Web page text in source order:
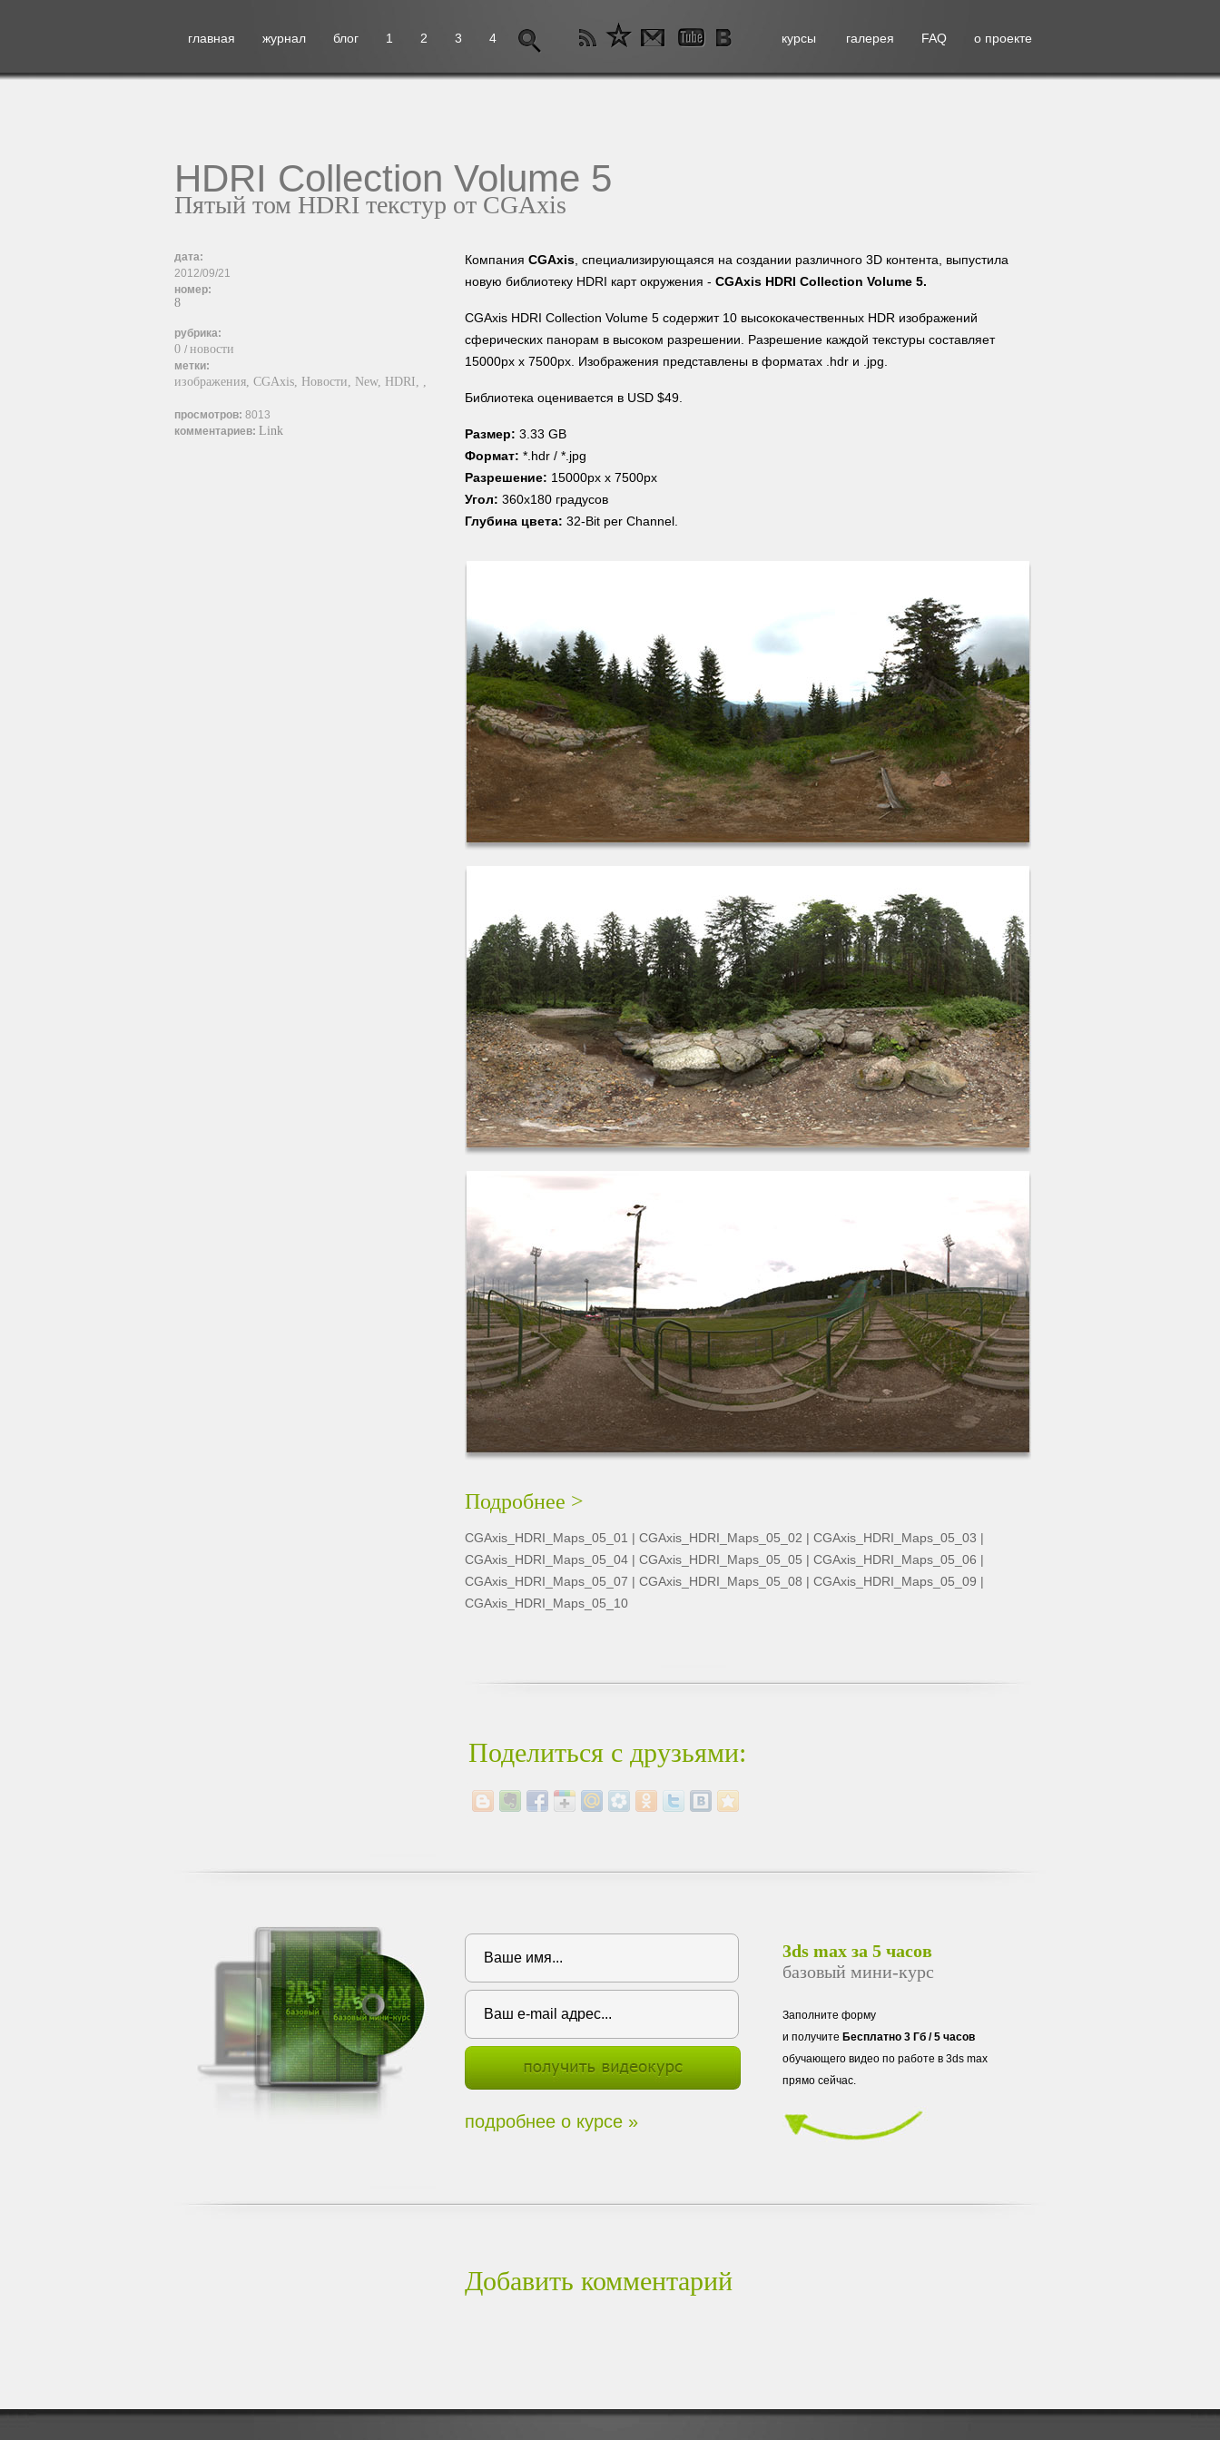
главная журнал блог 1 2 3 4 о проекте
FAQ
курсы галерея
HDRI Collection Volume 5
Пятый том HDRI текстур от CGAxis
дата:
2012/09/21
номер:
8
рубрика:
0 / новости
метки:
изображения, CGAxis, Новости, New, HDRI, ,
просмотров: 8013
комментариев: Link
Компания CGAxis , специализирующаяся на создании различного 3D контента, выпустила
новую библиотеку HDRI карт окружения - CGAxis HDRI Collection Volume 5.
CGAxis HDRI Collection Volume 5 содержит 10 высококачественных HDR изображений
сферических панорам в высоком разрешении. Разрешение каждой текстуры составляет
15000px x 7500px. Изображения представлены в форматах .hdr и .jpg.
Библиотека оценивается в USD $49.
Размер: 3.33 GB
Формат: *.hdr / *.jpg
Разрешение: 15000px x 7500px
Угол: 360x180 градусов
Глубина цвета: 32-Bit per Channel.
Подробнее >
CGAxis_HDRI_Maps_05_01 | CGAxis_HDRI_Maps_05_02 | CGAxis_HDRI_Maps_05_03 |
CGAxis_HDRI_Maps_05_04 | CGAxis_HDRI_Maps_05_05 | CGAxis_HDRI_Maps_05_06 |
CGAxis_HDRI_Maps_05_07 | CGAxis_HDRI_Maps_05_08 | CGAxis_HDRI_Maps_05_09 |
CGAxis_HDRI_Maps_05_10
Поделиться с друзьями:
подробнее о курсе »
3ds max за 5 часов
базовый мини-курс
Заполните форму
и получите Бесплатно 3 Гб / 5 часов
обучающего видео по работе в 3ds max
прямо сейчас.
Добавить комментарий